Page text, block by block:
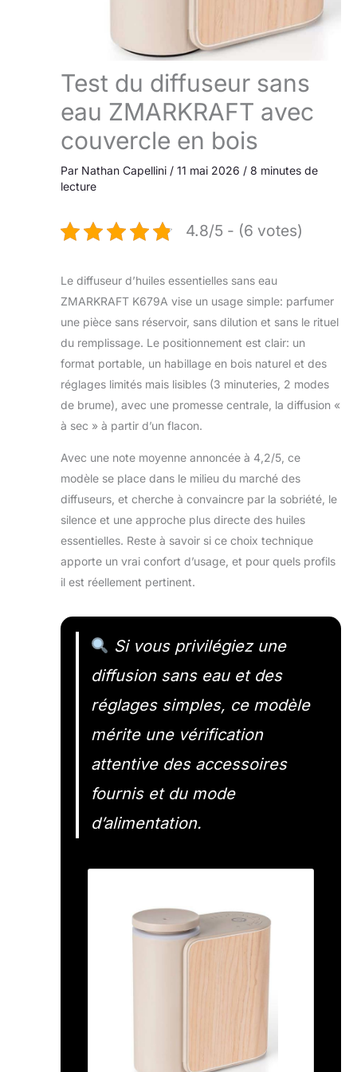
Test du diffuseur sans
eau ZMARKRAFT avec
couvercle en bois
Par Nathan Capellini / 11 mai 2026 / 8 minutes de
lecture
4.8/5 - (6 votes)
Le diffuseur d’huiles essentielles sans eau
ZMARKRAFT K679A vise un usage simple: parfumer
une pièce sans réservoir, sans dilution et sans le rituel
du remplissage. Le positionnement est clair: un
format portable, un habillage en bois naturel et des
réglages limités mais lisibles (3 minuteries, 2 modes
de brume), avec une promesse centrale, la diffusion «
à sec » à partir d’un flacon.
Avec une note moyenne annoncée à 4,2/5, ce
modèle se place dans le milieu du marché des
diffuseurs, et cherche à convaincre par la sobriété, le
silence et une approche plus directe des huiles
essentielles. Reste à savoir si ce choix technique
apporte un vrai confort d’usage, et pour quels profils
il est réellement pertinent.
Si vous privilégiez une
diffusion sans eau et des
réglages simples, ce modèle
mérite une vérification
attentive des accessoires
fournis et du mode
d’alimentation.